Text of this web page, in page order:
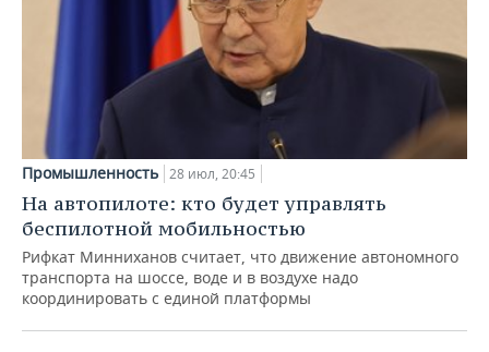
Промышленность 28 июл, 20:45
На автопилоте: кто будет управлять
беспилотной мобильностью
Рифкат Минниханов считает, что движение автономного
транспорта на шоссе, воде и в воздухе надо
координировать с единой платформы